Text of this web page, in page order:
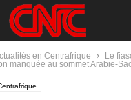
en Centrafrique
Le
manquée au sommet Arabie-